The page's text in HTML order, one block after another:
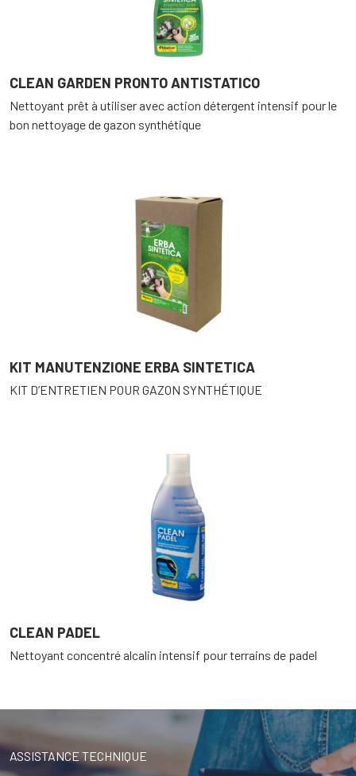
CLEAN GARDEN PRONTO ANTISTATICO
Nettoyant prêt à utiliser avec action détergent intensif pour le
bon nettoyage de gazon synthétique
KIT MANUTENZIONE ERBA SINTETICA
KIT D’ENTRETIEN POUR GAZON SYNTHÉTIQUE
CLEAN PADEL
Nettoyant concentré alcalin intensif pour terrains de padel
ASSISTANCE TECHNIQUE